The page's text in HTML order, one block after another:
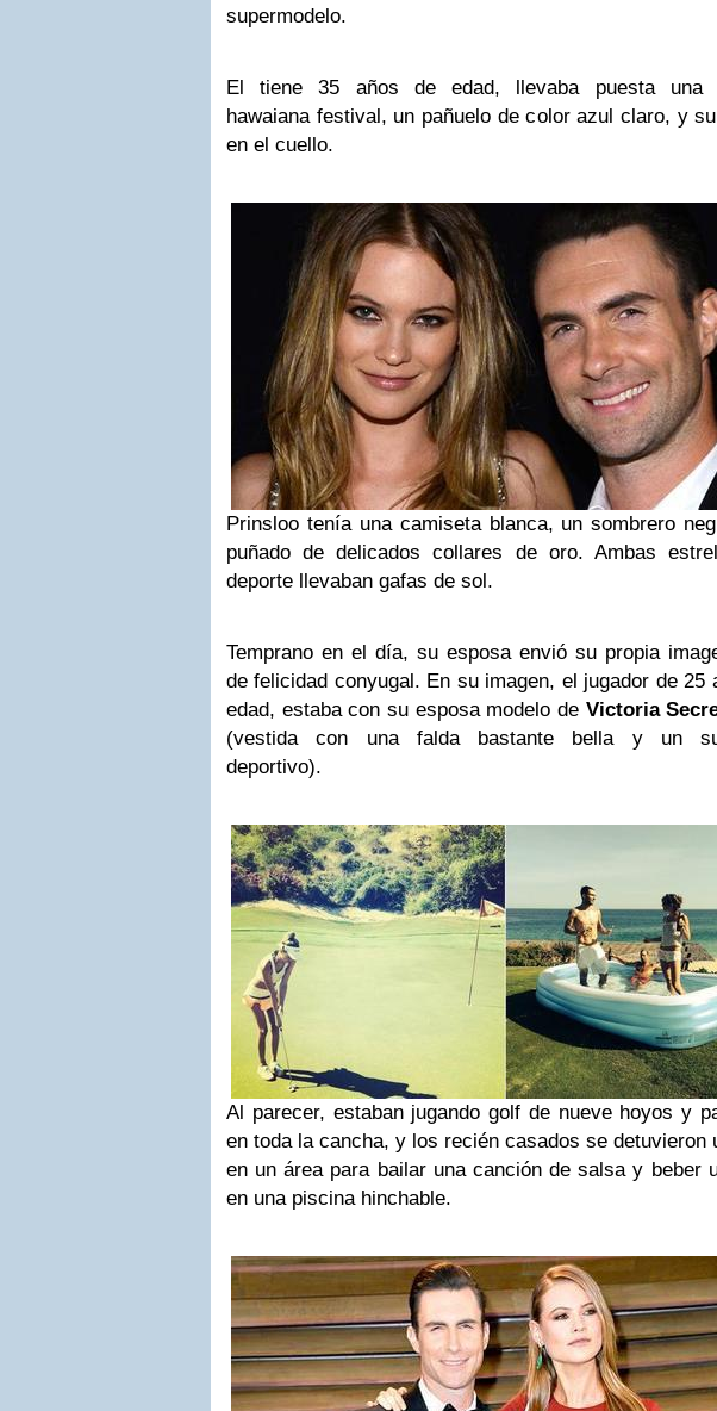
supermodelo.
El tiene 35 años de edad, llevaba puesta una
hawaiana festival, un pañuelo de color azul claro, y
en el cuello.
Prinsloo tenía una camiseta blanca, un sombrero
puñado de delicados collares de oro. Ambas
deporte llevaban gafas de sol.
Temprano en el día, su esposa envió su propia
de felicidad conyugal. En su imagen, el jugador de 25
edad, estaba con su esposa modelo de Victoria
(vestida con una falda bastante bella y un
deportivo).
Al parecer, estaban jugando golf de nueve hoyos y
en toda la cancha, y los recién casados se detuvieron
en un área para bailar una canción de salsa y beber
en una piscina hinchable.